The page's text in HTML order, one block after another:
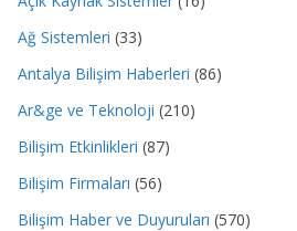
Ağ Sistemleri (33)
Antalya Bilişim Haberleri (86)
Ar&ge ve Teknoloji (210)
Bilişim Etkinlikleri (87)
Bilişim Firmaları (56)
Bilişim Haber ve Duyuruları (570)